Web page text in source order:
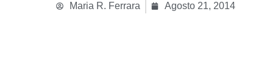
Maria R. Ferrara Agosto 21, 2014